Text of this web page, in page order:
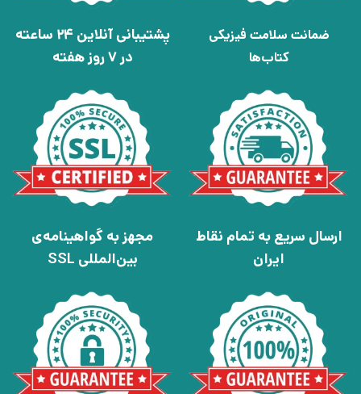
ضمانت سلامت فیزیکی
کتاب‌ها
پشتیبانی آنلاین 24 ساعته
در 7 روز هفته
ارسال سریع به تمام نقاط
ایران
مجهز به گواهینامه‌ی
بین‌المللی SSL